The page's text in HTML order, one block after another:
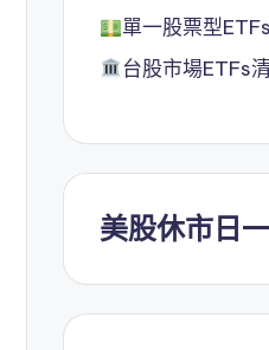
單一股票型
台股市場ETFs
美股休市日